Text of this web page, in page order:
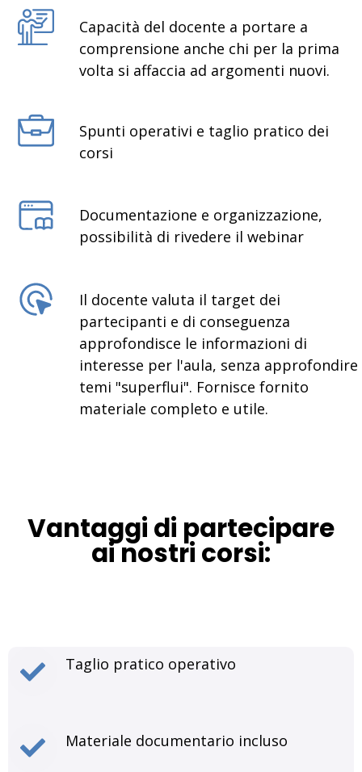
Capacità del docente a portare a
comprensione anche chi per la prima
volta si affaccia ad argomenti nuovi.
Spunti operativi e taglio pratico dei
corsi
Documentazione e organizzazione,
possibilità di rivedere il webinar
Il docente valuta il target dei
partecipanti e di conseguenza
approfondisce le informazioni di
interesse per l'aula, senza approfondire
temi "superflui". Fornisce fornito
materiale completo e utile.
Vantaggi di partecipare
ai nostri corsi:
Taglio pratico operativo
Materiale documentario incluso